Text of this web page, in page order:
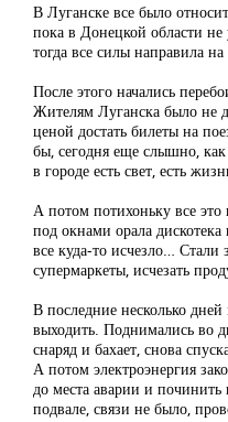
В Луганске все было
пока в Донецкой области
тогда все силы направила
После этого начались
Жителям Луганска было не
ценой достать билеты на
бы, сегодня еще слышно, как
в городе есть свет, есть
А потом потихоньку все
под окнами орала
все куда-то исчезло… Стали
супермаркеты, исчезать
В последние несколько
выходить. Поднимались во
снаряд и бахает, снова
А потом электроэнергия
до места аварии и
подвале, связи не было,